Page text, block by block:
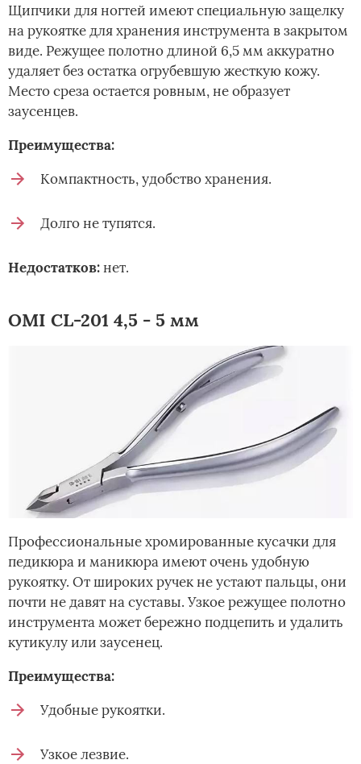
Щипчики для ногтей имеют специальную защелку
на рукоятке для хранения инструмента в закрытом
виде. Режущее полотно длиной 6,5 мм аккуратно
удаляет без остатка огрубевшую жесткую кожу.
Место среза остается ровным, не образует
заусенцев.
Преимущества:
Компактность, удобство хранения.
Долго не тупятся.
Недостатков:нет.
OMI CL-201 4,5 - 5 мм
Профессиональные хромированные кусачки для
педикюра и маникюра имеют очень удобную
рукоятку. От широких ручек не устают пальцы, они
почти не давят на суставы. Узкое режущее полотно
инструмента может бережно подцепить и удалить
кутикулу или заусенец.
Преимущества:
Удобные рукоятки.
Узкое лезвие.